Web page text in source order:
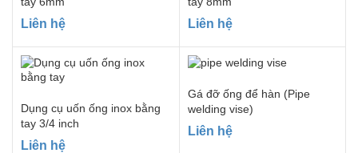
Liên hệ Liên hệ
Dụng cụ uốn ống inox bằng
tay 3/4 inch
Liên hệ
Gá đỡ ống để hàn (Pipe
welding vise)
Liên hệ